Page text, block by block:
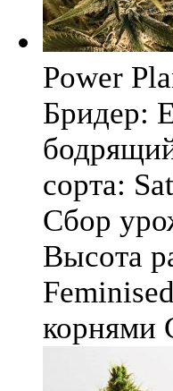
Power
Бридер:
сорта:
Сбор
Высота
корнями